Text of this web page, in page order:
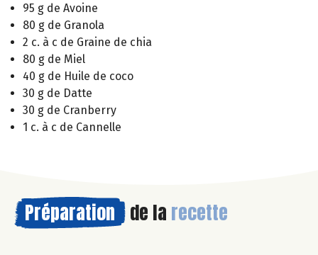
95 g de Avoine
80 g de Granola
2 c. à c de Graine de chia
80 g de Miel
40 g de Huile de coco
30 g de Datte
30 g de Cranberry
1 c. à c de Cannelle
Préparation de la recette